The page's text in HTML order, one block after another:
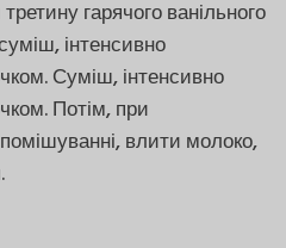
гарячого ванільного
інтенсивно
Суміш, інтенсивно
Потім, при
влити молоко,